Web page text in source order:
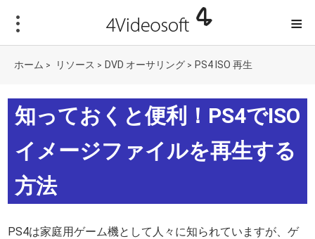
≡
ホーム > リソース > DVD オーサリング > PS4 ISO 再生
知っておくと便利！PS4でISO
イメージファイルを再生する
方法
PS4は家庭用ゲーム機として人々に知られていますが、ゲ